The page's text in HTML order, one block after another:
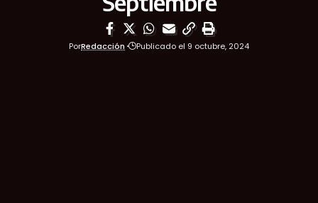
PorRedacción Publicado el 9 octubre, 2024